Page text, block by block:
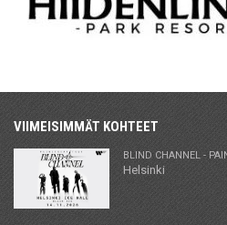
VIIMEISIMMÄT KOHTEET
BLIND CHANNEL -
Helsinki